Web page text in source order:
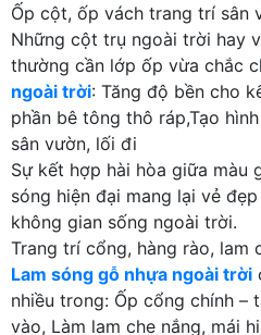
Ốp cột, ốp vách trang trí sân
Những cột trụ ngoài trời hay
thường cần lớp ốp vừa chắc
ngoài trời: Tăng độ bền cho
phần bê tông thô ráp,Tạo
sân vườn, lối đi
Sự kết hợp hài hòa giữa màu
sóng hiện đại mang lại vẻ
không gian sống ngoài trời.
Trang trí cổng, hàng rào, lam
Lam sóng gỗ nhựa ngoài trời
nhiều trong: Ốp cổng chính –
vào, Làm lam che nắng, mái